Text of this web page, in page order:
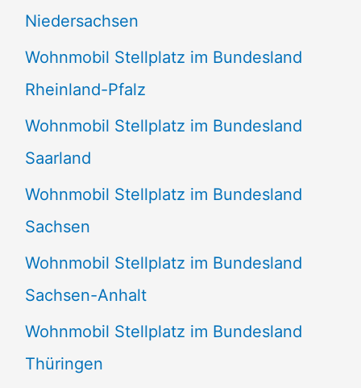
Niedersachsen
Wohnmobil Stellplatz im Bundesland
Rheinland-Pfalz
Wohnmobil Stellplatz im Bundesland
Saarland
Wohnmobil Stellplatz im Bundesland
Sachsen
Wohnmobil Stellplatz im Bundesland
Sachsen-Anhalt
Wohnmobil Stellplatz im Bundesland
Thüringen